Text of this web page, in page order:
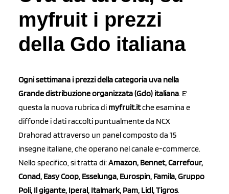
myfruit i prezzi
della Gdo italiana
Ogni settimana i prezzi della categoria uva nella
Grande distribuzione organizzata (Gdo) italiana. E'
questa la nuova rubrica di myfruit.itche esamina e
diffonde i dati raccolti puntualmente da NCX
Drahorad attraverso un panel composto da 15
insegne italiane, che operano nel canale e-commerce.
Nello specifico, si tratta di:Amazon, Bennet, Carrefour,
Conad, Easy Coop, Esselunga, Eurospin, Famila, Gruppo
Poli, Il gigante, Iperal, Italmark, Pam, Lidl, Tigros.